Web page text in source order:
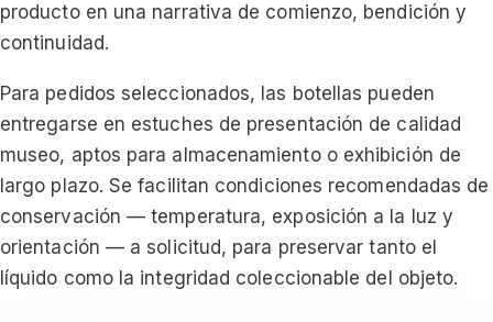
producto en una narrativa de comienzo, bendición y
continuidad.
Para pedidos seleccionados, las botellas pueden
entregarse en estuches de presentación de calidad
museo, aptos para almacenamiento o exhibición de
largo plazo. Se facilitan condiciones recomendadas de
conservación — temperatura, exposición a la luz y
orientación — a solicitud, para preservar tanto el
líquido como la integridad coleccionable del objeto.